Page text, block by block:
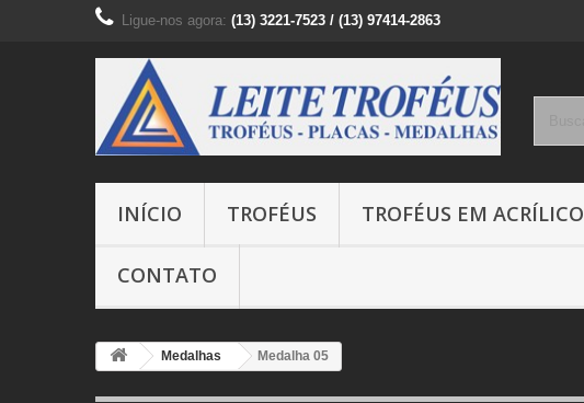
Ligue-nos agora: (13) 3221-7523 / (13) 97414-2863
INÍCIO TROFÉUS TROFÉUS EM ACRÍLICO
CONTATO
Medalhas Medalha 05